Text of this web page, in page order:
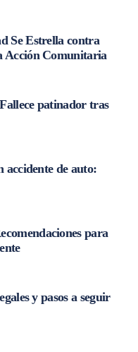
Se Estrella contra
Acción Comunitaria
patinador tras
accidente de auto:
para
y pasos a seguir